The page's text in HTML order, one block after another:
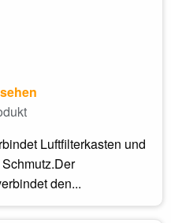
Luftfilterkasten und
den...